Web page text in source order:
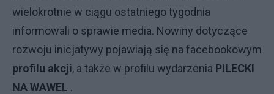
wielokrotnie w ciągu ostatniego tygodnia
informowali o sprawie media. Nowiny dotyczące
rozwoju inicjatywy pojawiają się na facebookowym
profilu akcji, a także w profilu wydarzenia PILECKI
NA WAWEL .